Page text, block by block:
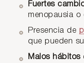
Fuertes
menopausia o
Presencia de
que pueden
Malos hábitos